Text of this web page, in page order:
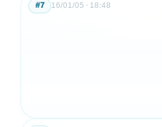
16/01/05 18:48
#7